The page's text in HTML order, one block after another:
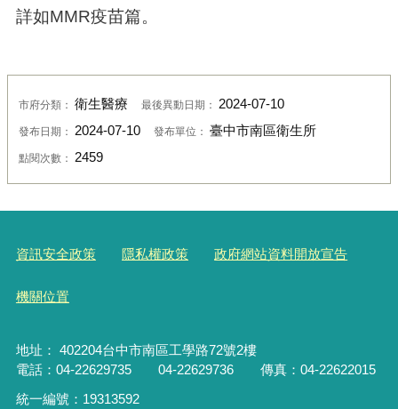
詳如MMR疫苗篇。
市府分類： 衛生醫療 最後異動日期： 2024-07-10
發布日期： 2024-07-10 發布單位： 臺中市南區衛生所
點閱次數： 2459
資訊安全政策 隱私權政策 政府網站資料開放宣告
機關位置
地址： 402204台中市南區工學路72號2樓
電話：04-22629735 04-22629736 傳真：04-22622015
統一編號：19313592